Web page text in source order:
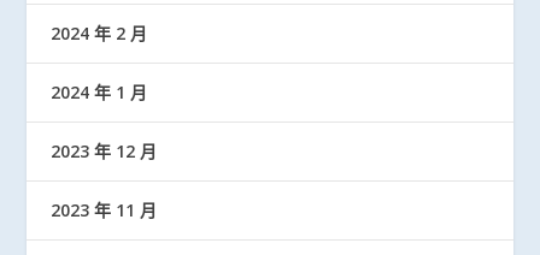
2024 年 2 月
2024 年 1 月
2023 年 12 月
2023 年 11 月